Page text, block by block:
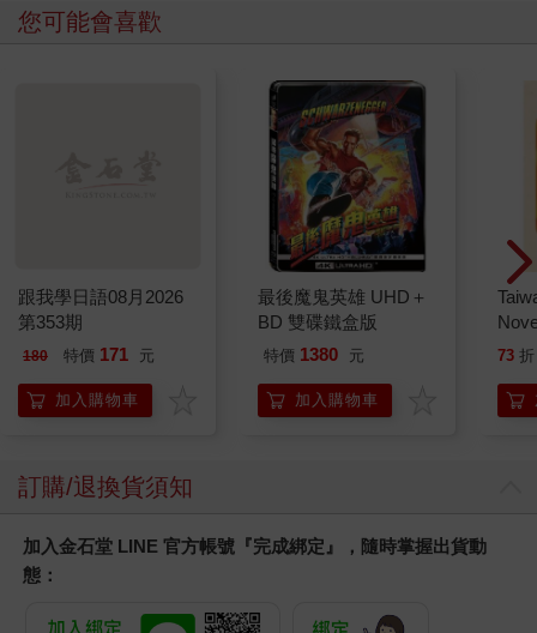
您可能會喜歡
跟我學日語08月2026
第353期
180 特價 171 元
加入購物車
最後魔鬼英雄 UHD＋
BD 雙碟鐵盒版
特價 1380 元
加入購物車
73 折
訂購/退換貨須知
加入金石堂 LINE 官方帳號『完成綁定』，隨時掌握出貨動
態：